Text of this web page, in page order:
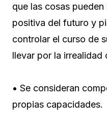
que las cosas
positiva del futuro y
controlar el curso de
llevar por la irrealidad
• Se consideran
propias capacidades.